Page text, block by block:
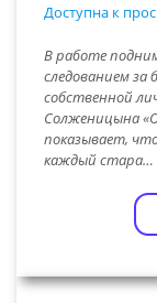
Доступна к
В работе
следованием
собственной
Солженицына
показывает, что
каждый стара…